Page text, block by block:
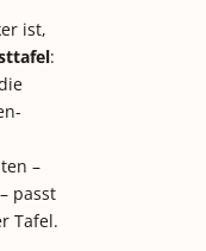
ist,
:
–
passt
Tafel.